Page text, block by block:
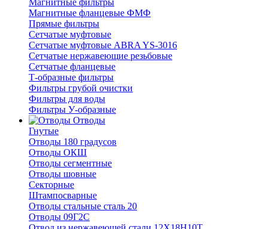
Магнитные фильтры
Магнитные фланцевые ФМФ
Прямые фильтры
Сетчатые муфтовые
Сетчатые муфтовые ABRA YS-3016
Сетчатые нержавеющие резьбовые
Сетчатые фланцевые
Т-образные фильтры
Фильтры грубой очистки
Фильтры для воды
Фильтры У-образные
Отводы
Гнутые
Отводы 180 градусов
Отводы ОКШ
Отводы сегментные
Отводы шовные
Секторные
Штампосварные
Отводы стальные сталь 20
Отводы 09Г2С